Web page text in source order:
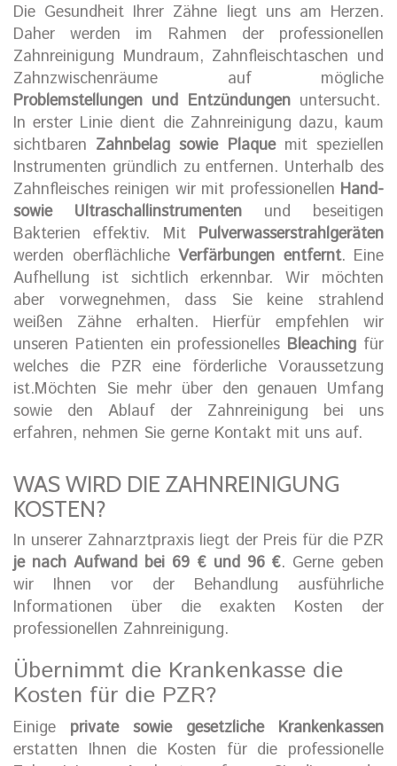
Die Gesundheit Ihrer Zähne liegt uns am Herzen.
Daher werden im Rahmen der professionellen
Zahnreinigung Mundraum, Zahnfleischtaschen und
Zahnzwischenräume auf mögliche
Problemstellungen und Entzündungenuntersucht.
In erster Linie dient die Zahnreinigung dazu, kaum
sichtbaren Zahnbelag sowie Plaquemit speziellen
Instrumenten gründlich zu entfernen. Unterhalb des
Zahnfleisches reinigen wir mit professionellen Hand-
sowie Ultraschallinstrumenten und beseitigen
Bakterien effektiv. Mit Pulverwasserstrahlgeräten
werden oberflächliche Verfärbungen entfernt. Eine
Aufhellung ist sichtlich erkennbar. Wir möchten
aber vorwegnehmen, dass Sie keine strahlend
weißen Zähne erhalten. Hierfür empfehlen wir
unseren Patienten ein professionelles Bleaching für
welches die PZR eine förderliche Voraussetzung
ist.Möchten Sie mehr über den genauen Umfang
sowie den Ablauf der Zahnreinigung bei uns
erfahren, nehmen Sie gerne Kontakt mit uns auf.
WAS WIRD DIE ZAHNREINIGUNG
KOSTEN?
In unserer Zahnarztpraxis liegt der Preis für die PZR
je nach Aufwand bei 69 € und 96 €. Gerne geben
wir Ihnen vor der Behandlung ausführliche
Informationen über die exakten Kosten der
professionellen Zahnreinigung.
Übernimmt die Krankenkasse die
Kosten für die PZR?
Einige private sowie gesetzliche Krankenkassen
erstatten Ihnen die Kosten für die professionelle